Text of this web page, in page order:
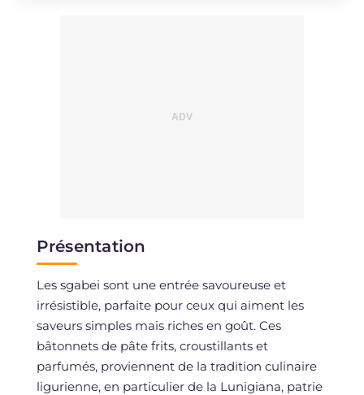
Présentation
Les sgabei sont une entrée savoureuse et
irrésistible, parfaite pour ceux qui aiment les
saveurs simples mais riches en goût. Ces
bâtonnets de pâte frits, croustillants et
parfumés, proviennent de la tradition culinaire
ligurienne, en particulier de la Lunigiana, patrie